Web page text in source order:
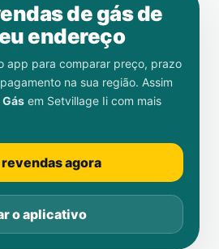
de gás de
endereço
app para comparar preço, prazo
na sua região. Assim
Gás em Setvillage Ii com mais
agora
o aplicativo